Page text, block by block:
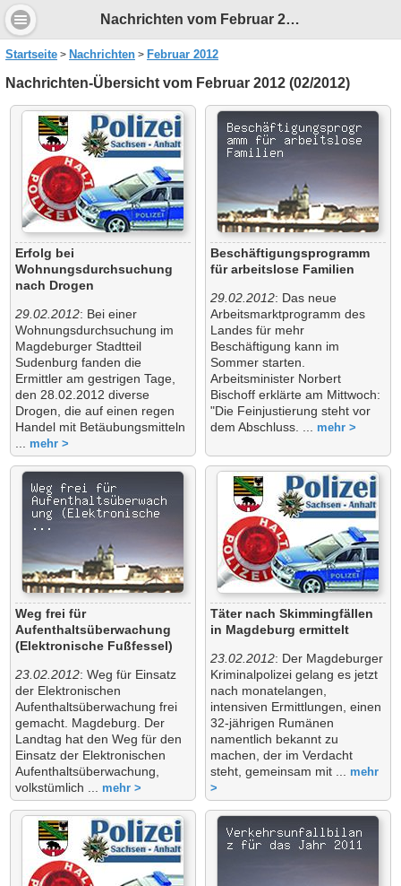
Nachrichten vom Februar 2012
Startseite Nachrichten Februar 2012
Nachrichten-Übersicht vom Februar 2012 (02/2012)
Erfolg bei
Wohnungsdurchsuchung
nach Drogen
29.02.2012: Bei einer
Wohnungsdurchsuchung im
Magdeburger Stadtteil
Sudenburg fanden die
Ermittler am gestrigen Tage,
den 28.02.2012 diverse
Drogen, die auf einen regen
Handel mit Betäubungsmitteln
mehr >
Beschäftigungsprogramm
für arbeitslose Familien
29.02.2012: Das neue
Arbeitsmarktprogramm des
Landes für mehr
Beschäftigung kann im
Sommer starten.
Arbeitsminister Norbert
Bischoff erklärte am Mittwoch:
"Die Feinjustierung steht vor
dem Abschluss. ... mehr >
Weg frei für
Aufenthaltsüberwachung
(Elektronische Fußfessel)
23.02.2012: Weg für Einsatz
der Elektronischen
Aufenthaltsüberwachung frei
gemacht. Magdeburg. Der
Landtag hat den Weg für den
Einsatz der Elektronischen
Aufenthaltsüberwachung,
volkstümlich ... mehr >
Täter nach Skimmingfällen
in Magdeburg ermittelt
23.02.2012: Der Magdeburger
Kriminalpolizei gelang es jetzt
nach monatelangen,
intensiven Ermittlungen, einen
32-jährigen Rumänen
namentlich bekannt zu
machen, der im Verdacht
steht, gemeinsam mit ... mehr
>